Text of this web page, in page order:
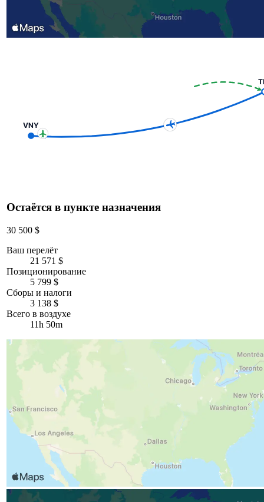
VNY
Остаётся в пункте назначения
30 500 $
Ваш перелёт
21 571 $
Позиционирование
5 799 $
Сборы и налоги
3 138 $
Всего в воздухе
11h 50m